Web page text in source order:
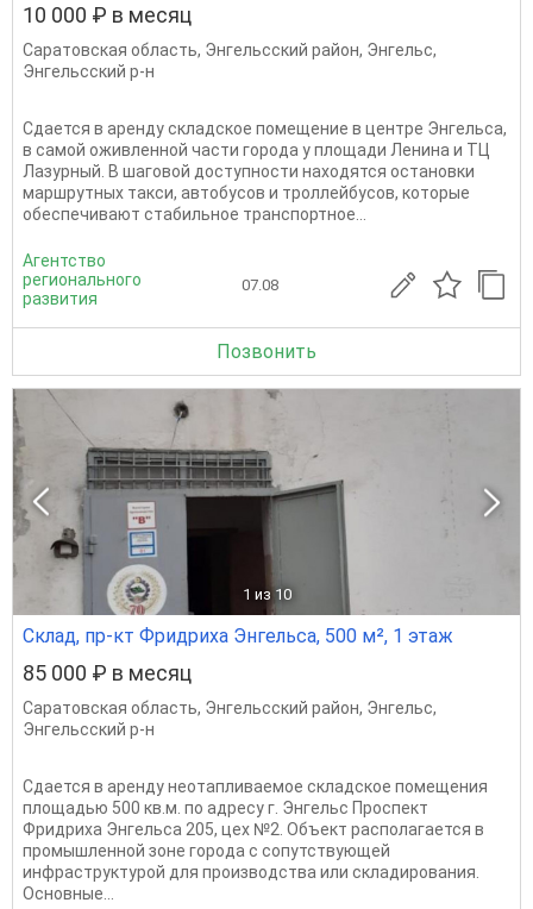
10 000 ₽ в месяц
Саратовская область, Энгельсский район, Энгельс,
Энгельсский р-н
Сдается в аренду складское помещение в центре Энгельса,
в самой оживленной части города у площади Ленина и ТЦ
Лазурный. В шаговой доступности находятся остановки
маршрутных такси, автобусов и троллейбусов, которые
обеспечивают стабильное транспортное...
Агентство
регионального
развития
07.08
Позвонить
1 из 10
Склад, пр-кт Фридриха Энгельса, 500 м², 1 этаж
85 000 ₽ в месяц
Саратовская область, Энгельсский район, Энгельс,
Энгельсский р-н
Сдается в аренду неотапливаемое складское помещения
площадью 500 кв.м. по адресу г. Энгельс Проспект
Фридриха Энгельса 205, цех №2. Объект располагается в
промышленной зоне города с сопутствующей
инфраструктурой для производства или складирования.
Основные...